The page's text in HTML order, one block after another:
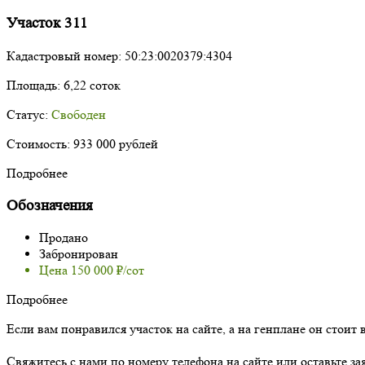
Участок 311
Кадастровый номер: 50:23:0020379:4304
Площадь: 6,22 соток
Статус: Свободен
Стоимость: 933 000 рублей
Подробнее
Обозначения
Продано
Забронирован
Цена 150 000 ₽/сот
Подробнее
Если вам понравился участок на сайте, а на генплане он
Свяжитесь с нами по номеру телефона на сайте или оставьте